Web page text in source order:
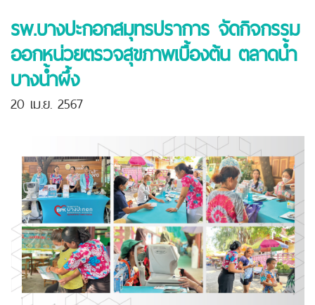
รพ.บางปะกอกสมุทรปราการ จัดกิจกรรม
ออกหน่วยตรวจสุขภาพเบื้องต้น ตลาดน้ำ
บางน้ำผึ้ง
20 เม.ย. 2567